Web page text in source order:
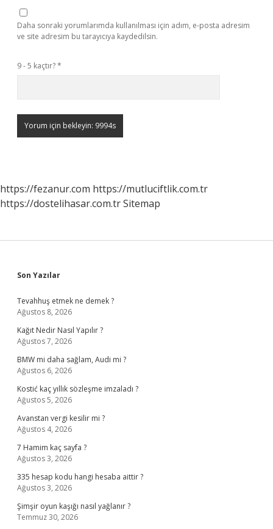
Daha sonraki yorumlarımda kullanılması için adım, e-posta adresim
ve site adresim bu tarayıcıya kaydedilsin.
9 - 5 kaçtır?*
https://fezanur.com https://mutluciftlik.com.tr
https://dostelihasar.com.trSitemap
Sidebar
Son Yazılar
Tevahhuş etmek ne demek ?
Ağustos 8, 2026
Kağıt Nedir Nasıl Yapılır ?
Ağustos 7, 2026
BMW mi daha sağlam, Audi mi ?
Ağustos 6, 2026
Kostić kaç yıllık sözleşme imzaladı ?
Ağustos 5, 2026
Avanstan vergi kesilir mi ?
Ağustos 4, 2026
7 Hamim kaç sayfa ?
Ağustos 3, 2026
335 hesap kodu hangi hesaba aittir ?
Ağustos 3, 2026
Şimşir oyun kaşığı nasıl yağlanır ?
Temmuz 30, 2026